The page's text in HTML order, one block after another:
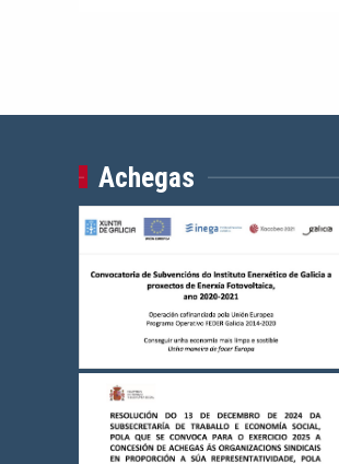
Achegas